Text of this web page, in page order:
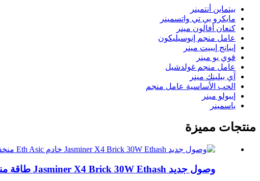
بيتماين أنتمينر
مايكرو بي تي واتسمينر
كنعان أفالون مينر
عامل منجم إنوسيليكون
إيبانج إيبيت مينر
قوي يو مينر
عامل منجم غولدشيل
آي بيلينك مينر
الحب الأساسية عامل منجم
إيبولو مينر
ياسمينر
منتجات مميزة
وصول جديد Jasminer X4 Brick 30W Ethash طاقة منخفضة...